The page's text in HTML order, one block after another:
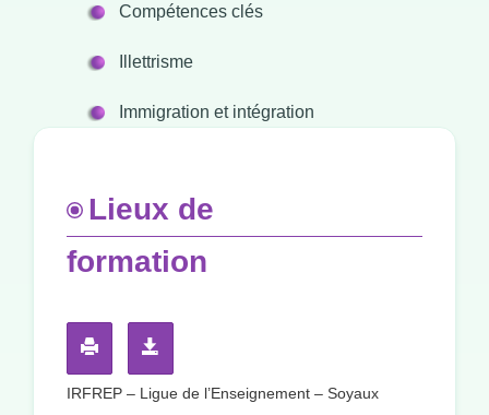
Compétences clés
Illettrisme
Immigration et intégration
Lieux de
formation
IRFREP – Ligue de l’Enseignement – Soyaux